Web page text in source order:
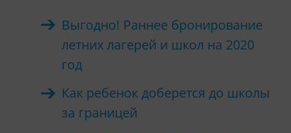
Выгодно! Раннее бронирование
летних лагерей и школ на 2020
год
Как ребенок доберется до школы
за границей